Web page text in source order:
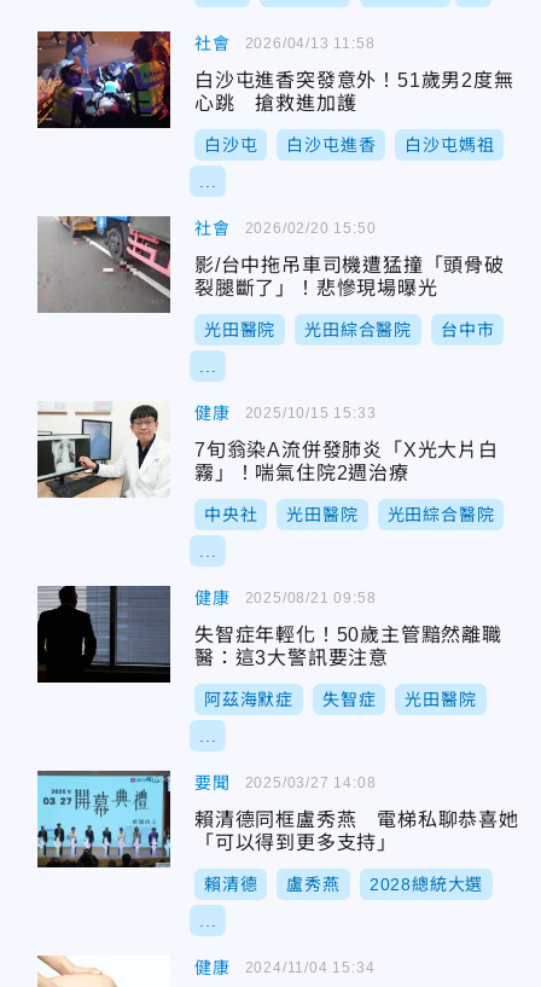
社會
白沙屯進香突發意外！51歲男2度無
心跳 搶救進加護
白沙屯 白沙屯進香 白沙屯媽祖
2026/04/13 11:58
社會
影/台中拖吊車司機遭猛撞「頭骨破
裂腿斷了」！悲慘現場曝光
光田醫院 光田綜合醫院 台中市
2026/02/20 15:50
健康
7旬翁染A流併發肺炎「X光大片白
霧」！喘氣住院2週治療
中央社 光田醫院 光田綜合醫院
2025/10/15 15:33
健康
失智症年輕化！50歲主管黯然離職
醫：這3大警訊要注意
阿茲海默症 失智症 光田醫院
2025/08/21 09:58
要聞
賴清德同框盧秀燕 電梯私聊恭喜她
「可以得到更多支持」
賴清德 盧秀燕 2028總統大選
2025/03/27 14:08
健康 2024/11/04 15:34